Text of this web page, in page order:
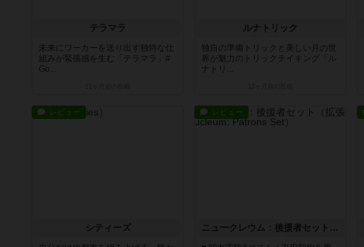
テラマラ
未来にワーカーを送り出す独特な仕
組みが緊張感を生む「テラマラ」#
Go...
ルナトリック
独自の準備トリックと美しい月の世
界が魅力のトリックテイキング「ル
ナトリ...
レビュー
シティーズ
レビュー
ニュークレウム：後援者セット（拡張）